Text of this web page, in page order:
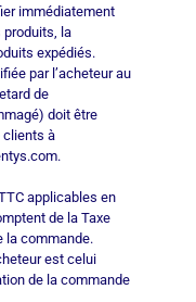
immédiatement
produits, la
expédiés.
par l’acheteur au
de
doit être
clients à
applicables en
de la Taxe
la commande.
est celui
de la commande